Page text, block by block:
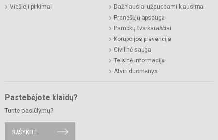
Viešieji pirkimai
Dažniausiai užduodami klausimai
Pranešėjų apsauga
Pamokų tvarkaraščiai
Korupcijos prevencija
Civilinė sauga
Teisinė informacija
Atviri duomenys
Pastebėjote klaidų?
Turite pasiūlymų?
RAŠYKITE